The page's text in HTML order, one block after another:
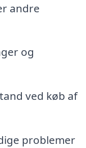
andre
og
ved køb af
problemer